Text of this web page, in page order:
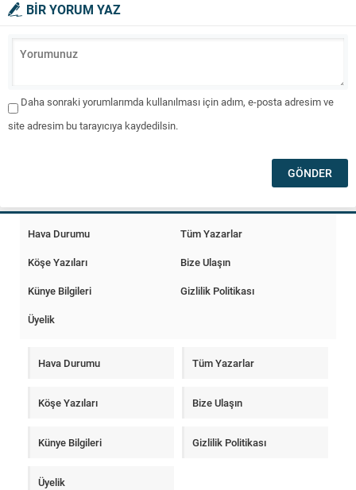
BİR YORUM YAZ
Daha sonraki yorumlarımda kullanılması için adım, e-posta adresim ve
site adresim bu tarayıcıya kaydedilsin.
Hava Durumu
Tüm Yazarlar
Köşe Yazıları
Bize Ulaşın
Künye Bilgileri
Gizlilik Politikası
Üyelik
Hava Durumu Tüm Yazarlar
Köşe Yazıları Bize Ulaşın
Künye Bilgileri Gizlilik Politikası
Üyelik